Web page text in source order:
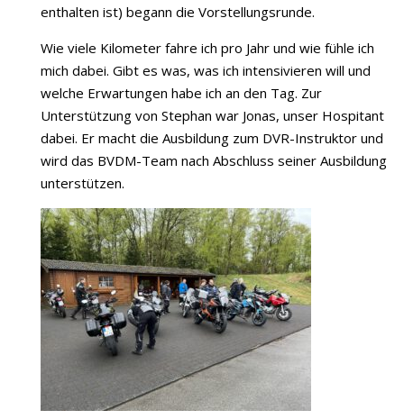
enthalten ist) begann die Vorstellungsrunde.
Wie viele Kilometer fahre ich pro Jahr und wie fühle ich
mich dabei. Gibt es was, was ich intensivieren will und
welche Erwartungen habe ich an den Tag. Zur
Unterstützung von Stephan war Jonas, unser Hospitant
dabei. Er macht die Ausbildung zum DVR-Instruktor und
wird das BVDM-Team nach Abschluss seiner Ausbildung
unterstützen.